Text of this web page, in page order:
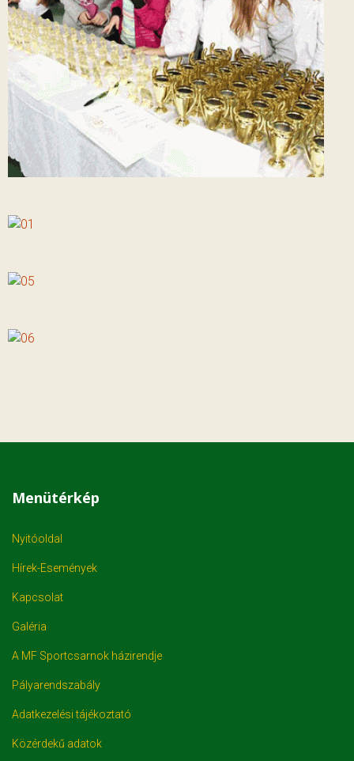
Menütérkép
Nyitóoldal
Hírek-Események
Kapcsolat
Galéria
A MF Sportcsarnok házirendje
Pályarendszabály
Adatkezelési tájékoztató
Közérdekű adatok